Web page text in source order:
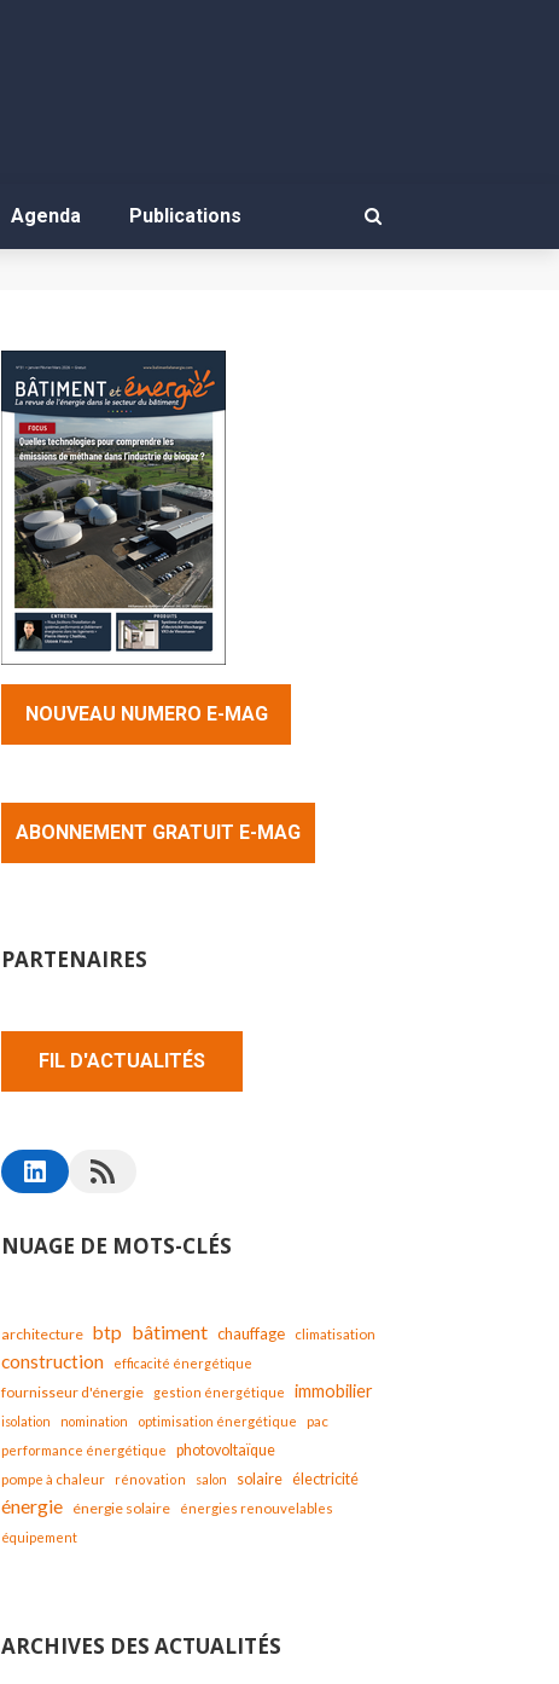
Agenda Publications
NOUVEAU NUMERO E-MAG
ABONNEMENT GRATUIT E-MAG
PARTENAIRES
FIL D'ACTUALITÉS
NUAGE DE MOTS-CLÉS
architecture btp bâtiment chauffage climatisation
construction efficacité énergétique
fournisseur d'énergie gestion énergétique immobilier
isolation nomination optimisation énergétique
pac
performance énergétique
photovoltaïque
pompe à chaleur rénovation salon solaire électricité
énergie énergie solaire
énergies renouvelables
équipement
ARCHIVES DES ACTUALITÉS